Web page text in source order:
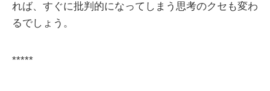
れば、すぐに批判的になってしまう思考のクセも変わ
るでしょう。
*****